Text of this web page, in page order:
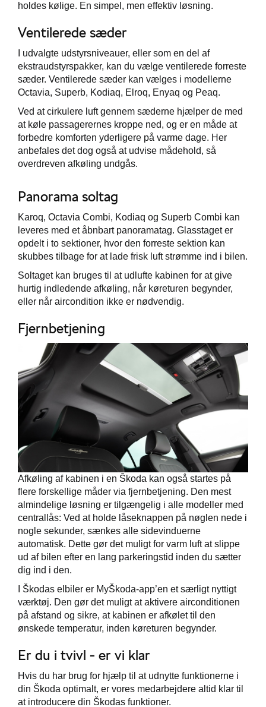
holdes kølige. En simpel, men effektiv løsning.
Ventilerede sæder
I udvalgte udstyrsniveauer, eller som en del af
ekstraudstyrspakker, kan du vælge ventilerede forreste
sæder. Ventilerede sæder kan vælges i modellerne
Octavia, Superb, Kodiaq, Elroq, Enyaq og Peaq.
Ved at cirkulere luft gennem sæderne hjælper de med
at køle passagerernes kroppe ned, og er en måde at
forbedre komforten yderligere på varme dage. Her
anbefales det dog også at udvise mådehold, så
overdreven afkøling undgås.
Panorama soltag
Karoq, Octavia Combi, Kodiaq og Superb Combi kan
leveres med et åbnbart panoramatag. Glasstaget er
opdelt i to sektioner, hvor den forreste sektion kan
skubbes tilbage for at lade frisk luft strømme ind i bilen.
Soltaget kan bruges til at udlufte kabinen for at give
hurtig indledende afkøling, når køreturen begynder,
eller når aircondition ikke er nødvendig.
Fjernbetjening
Afkøling af kabinen i en Škoda kan også startes på
flere forskellige måder via fjernbetjening. Den mest
almindelige løsning er tilgængelig i alle modeller med
centrallås: Ved at holde låseknappen på nøglen nede i
nogle sekunder, sænkes alle sidevinduerne
automatisk. Dette gør det muligt for varm luft at slippe
ud af bilen efter en lang parkeringstid inden du sætter
dig ind i den.
I Škodas elbiler er MyŠkoda-app’en et særligt nyttigt
værktøj. Den gør det muligt at aktivere airconditionen
på afstand og sikre, at kabinen er afkølet til den
ønskede temperatur, inden køreturen begynder.
Er du i tvivl - er vi klar
Hvis du har brug for hjælp til at udnytte funktionerne i
din Škoda optimalt, er vores medarbejdere altid klar til
at introducere din Škodas funktioner.